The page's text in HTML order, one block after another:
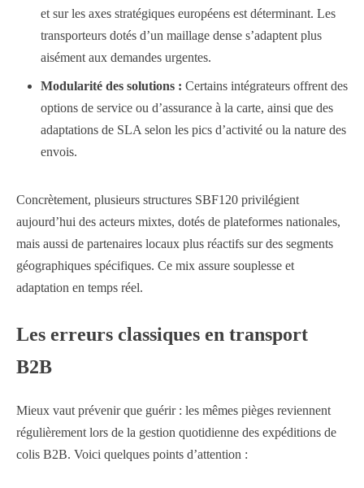
et sur les axes stratégiques européens est déterminant. Les
transporteurs dotés d’un maillage dense s’adaptent plus
aisément aux demandes urgentes.
Modularité des solutions : Certains intégrateurs offrent des
options de service ou d’assurance à la carte, ainsi que des
adaptations de SLA selon les pics d’activité ou la nature des
envois.
Concrètement, plusieurs structures SBF120 privilégient
aujourd’hui des acteurs mixtes, dotés de plateformes nationales,
mais aussi de partenaires locaux plus réactifs sur des segments
géographiques spécifiques. Ce mix assure souplesse et
adaptation en temps réel.
Les erreurs classiques en transport
B2B
Mieux vaut prévenir que guérir : les mêmes pièges reviennent
régulièrement lors de la gestion quotidienne des expéditions de
colis B2B. Voici quelques points d’attention :